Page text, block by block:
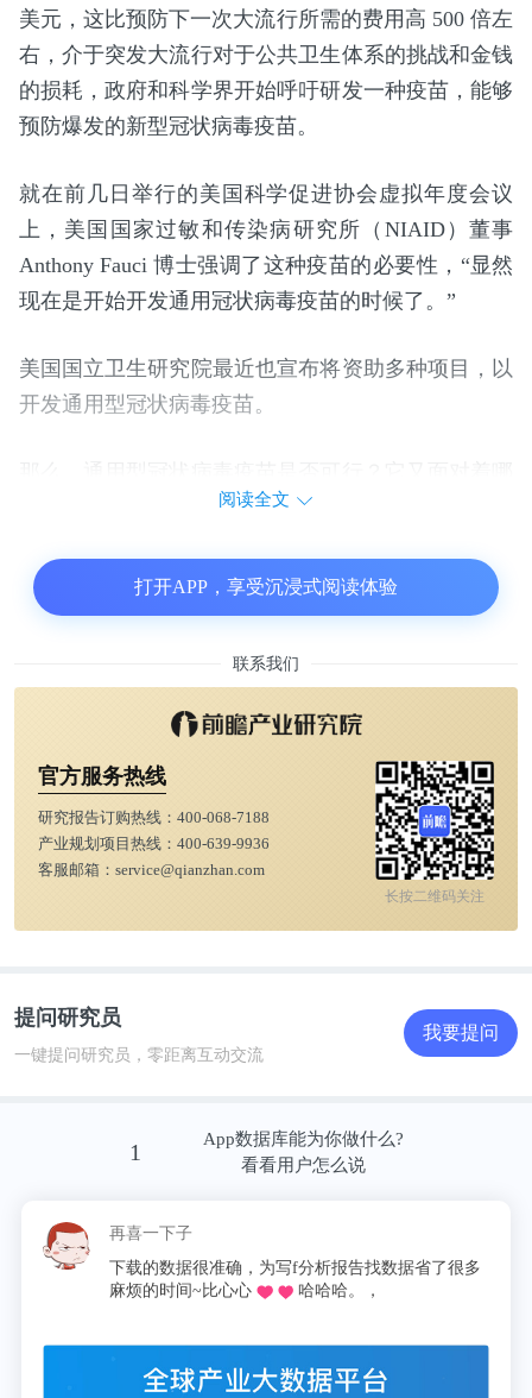
美元，这比预防下一次大流行所需的费用高 500 倍左
右，介于突发大流行对于公共卫生体系的挑战和金钱
的损耗，政府和科学界开始呼吁研发一种疫苗，能够
预防爆发的新型冠状病毒疫苗。
就在前几日举行的美国科学促进协会虚拟年度会议
上，美国国家过敏和传染病研究所（NIAID）董事
Anthony Fauci 博士强调了这种疫苗的必要性，“显然
现在是开始开发通用冠状病毒疫苗的时候了。”
美国国立卫生研究院最近也宣布将资助多种项目，以
开发通用型冠状病毒疫苗。
“还需更多临床验证”
在科学上是可行的，” 人类疫苗项目首席执行官
Wayne Koff 博士和全球疫苗联盟（Gavi）的首席执
他们认为，生物医学、计算机科学和工程科学领域的
技术融合为抗原和疫苗的发现开辟了一个新的时代，
机器学习等方法能够加速冠状病毒共享的抗原靶标的
鉴定，其遗传序列数据库能够模拟病毒的进化出现，
深信生物创始人李林鲜博士持有的观点相同，他告诉
病毒的原始株和突变株，但是这种通用型疫苗还在开
发的过程中，具体能够 cover 多少类型的冠状病毒或
深信生物基于 mRNA 的递送技术，正在开发预防和
年度 “50 家最聪明公司”。据李林鲜透露，他们团队
也正在开发通用型冠状病毒疫苗，目前在动物试验阶
阅读全文
打开APP，享受沉浸式阅读体验
联系我们
官方服务热线
研究报告订购热线： 400-068-7188
产业规划项目热线： 400-639-9936
客服邮箱： service@qianzhan.com
长按二维码关注
提问研究员
一键提问研究员，零距离互动交流
我要提问
1
App数据库能为你做什么?
看看用户怎么说
再喜一下子
下载的数据很准确，为写f分析报告找数据省了很多
麻烦的时间~比心心
哈哈哈。，